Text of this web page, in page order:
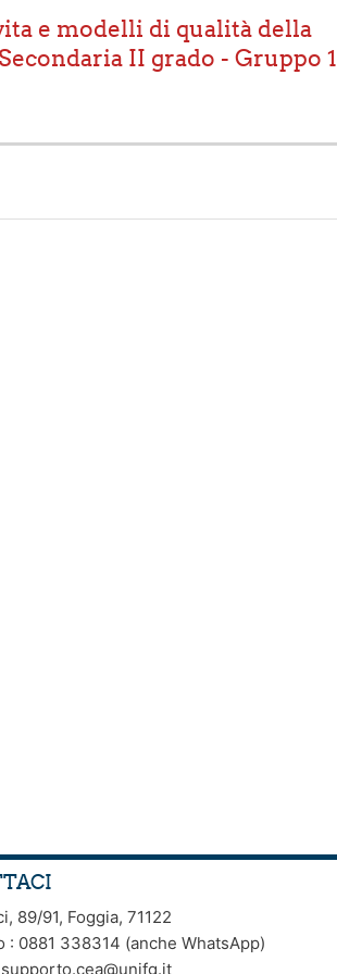
e modelli di qualità della
II grado - Gruppo 1
89/91, Foggia, 71122
: 0881 338314 (anche WhatsApp)
supporto.cea@unifg.it